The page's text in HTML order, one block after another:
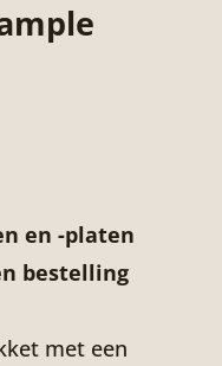
en -platen
bestelling
met een